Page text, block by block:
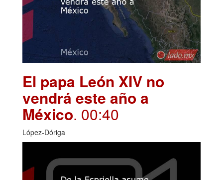
El papa León XIV no
vendrá este año a
México. 00:40
López-Dóriga